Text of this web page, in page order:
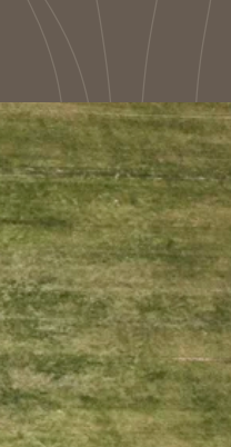
inbjudande